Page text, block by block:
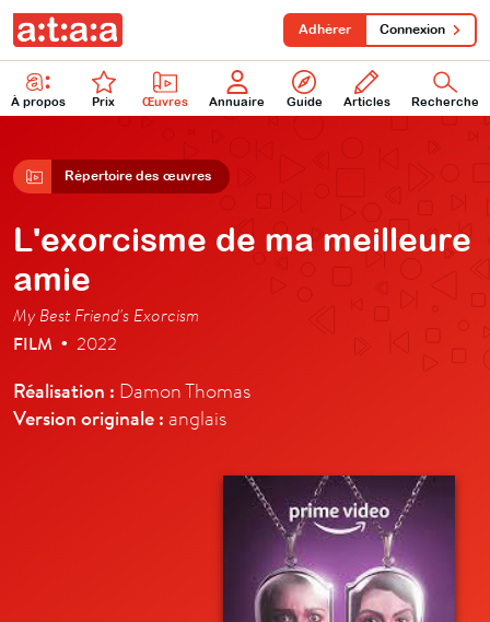
À propos Prix Œuvres Annuaire Guide Articles Recherche
Adhérer Connexion
Répertoire des œuvres
L'exorcisme de ma meilleure
amie
My Best Friend's Exorcism
FILM • 2022
Réalisation : Damon Thomas
Version originale : anglais